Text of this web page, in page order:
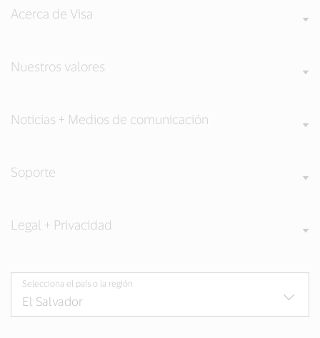
Acerca de Visa
Nuestros valores
Noticias + Medios de comunicación
Soporte
Legal + Privacidad
Selecciona el país o la región